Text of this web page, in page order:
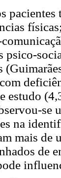
psico-
estudo
na
mais de
de